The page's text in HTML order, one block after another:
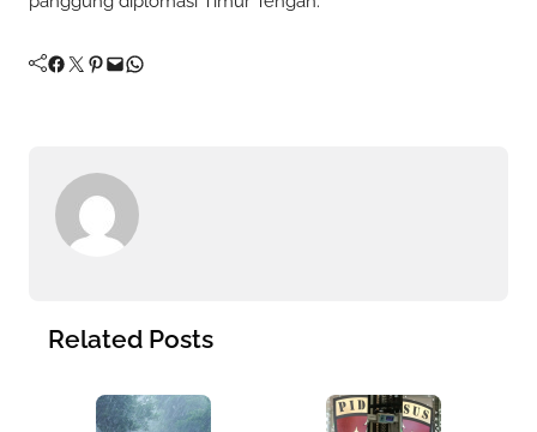
Facebook Twitter Pinterest Mail WhatsApp
Related Posts